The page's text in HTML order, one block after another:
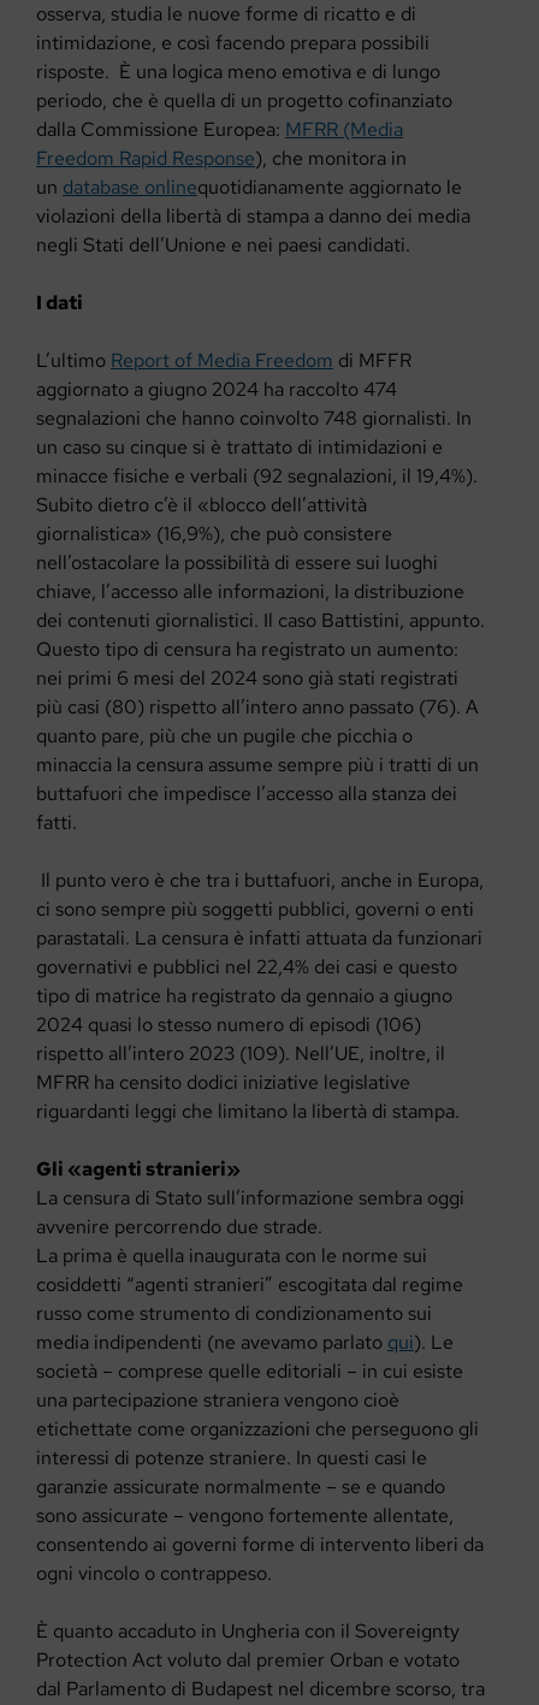
osserva, studia le nuove forme di ricatto e di
intimidazione, e così facendo prepara possibili
risposte. È una logica meno emotiva e di lungo
periodo, che è quella di un progetto cofinanziato
dalla Commissione Europea: MFRR (Media
Freedom Rapid Response), che monitora in
un database onlinequotidianamente aggiornato le
violazioni della libertà di stampa a danno dei media
negli Stati dell’Unione e nei paesi candidati.
I dati
L’ultimo Report of Media Freedom di MFFR
aggiornato a giugno 2024 ha raccolto 474
segnalazioni che hanno coinvolto 748 giornalisti. In
un caso su cinque si è trattato di intimidazioni e
minacce fisiche e verbali (92 segnalazioni, il 19,4%).
Subito dietro c’è il «blocco dell’attività
giornalistica» (16,9%), che può consistere
nell’ostacolare la possibilità di essere sui luoghi
chiave, l’accesso alle informazioni, la distribuzione
dei contenuti giornalistici. Il caso Battistini, appunto.
Questo tipo di censura ha registrato un aumento:
nei primi 6 mesi del 2024 sono già stati registrati
più casi (80) rispetto all’intero anno passato (76). A
quanto pare, più che un pugile che picchia o
minaccia la censura assume sempre più i tratti di un
buttafuori che impedisce l’accesso alla stanza dei
fatti.
Il punto vero è che tra i buttafuori, anche in Europa,
ci sono sempre più soggetti pubblici, governi o enti
parastatali. La censura è infatti attuata da funzionari
governativi e pubblici nel 22,4% dei casi e questo
tipo di matrice ha registrato da gennaio a giugno
2024 quasi lo stesso numero di episodi (106)
rispetto all’intero 2023 (109). Nell’UE, inoltre, il
MFRR ha censito dodici iniziative legislative
riguardanti leggi che limitano la libertà di stampa.
Gli «agenti stranieri»
La censura di Stato sull’informazione sembra oggi
avvenire percorrendo due strade.
La prima è quella inaugurata con le norme sui
cosiddetti “agenti stranieri” escogitata dal regime
russo come strumento di condizionamento sui
media indipendenti (ne avevamo parlato qui). Le
società – comprese quelle editoriali – in cui esiste
una partecipazione straniera vengono cioè
etichettate come organizzazioni che perseguono gli
interessi di potenze straniere. In questi casi le
garanzie assicurate normalmente – se e quando
sono assicurate – vengono fortemente allentate,
consentendo ai governi forme di intervento liberi da
ogni vincolo o contrappeso.
È quanto accaduto in Ungheria con il Sovereignty
Protection Act voluto dal premier Orban e votato
dal Parlamento di Budapest nel dicembre scorso, tra